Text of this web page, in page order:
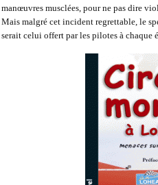
manœuvres musclées, pour ne pas dire
Mais malgré cet incident regrettable, le
serait celui offert par les pilotes à chaque